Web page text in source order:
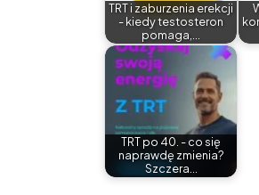
TRT i zaburzenia erekcji
- kiedy testosteron
pomaga,…
TRT po 40. - co się
naprawdę zmienia?
Szczera…